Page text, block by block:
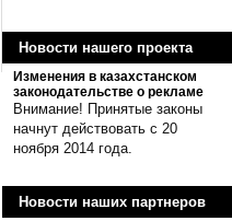
Новости нашего проекта
Изменения в казахстанском
законодательстве о рекламе
Внимание! Принятые законы
начнут действовать с 20
ноября 2014 года.
Новости наших партнеров